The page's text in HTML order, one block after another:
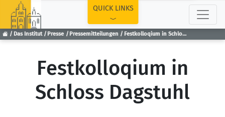
Das Institut Presse Pressemitteilungen Festkolloqium in Schloss Dagstuhl
QUICK LINKS
Festkolloqium in
Schloss Dagstuhl